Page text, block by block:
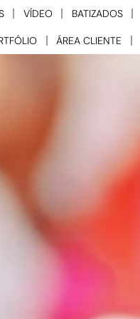
VÍDEO BATIZADOS
ÁREA CLIENTE